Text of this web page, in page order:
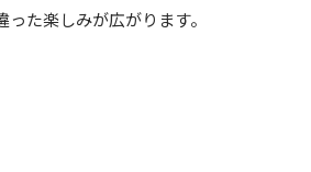
た楽しみが広がります。